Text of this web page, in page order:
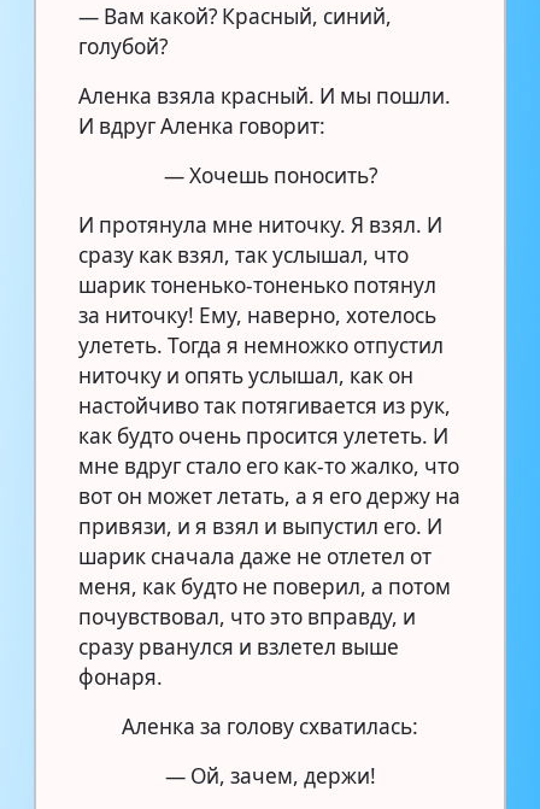
— Вам какой? Красный, синий,
голубой?
Аленка взяла красный. И мы пошли.
И вдруг Аленка говорит:
— Хочешь поносить?
И протянула мне ниточку. Я взял. И
сразу как взял, так услышал, что
шарик тоненько-тоненько потянул
за ниточку! Ему, наверно, хотелось
улететь. Тогда я немножко отпустил
ниточку и опять услышал, как он
настойчиво так потягивается из рук,
как будто очень просится улететь. И
мне вдруг стало его как-то жалко, что
вот он может летать, а я его держу на
привязи, и я взял и выпустил его. И
шарик сначала даже не отлетел от
меня, как будто не поверил, а потом
почувствовал, что это вправду, и
сразу рванулся и взлетел выше
фонаря.
Аленка за голову схватилась:
— Ой, зачем, держи!